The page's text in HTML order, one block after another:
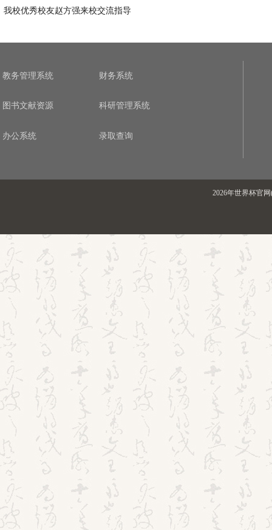
我校优秀校友赵方强来校交流指导
教务管理系统 财务系统
图书文献资源 科研管理系统
办公系统 录取查询
2026年世界杯官